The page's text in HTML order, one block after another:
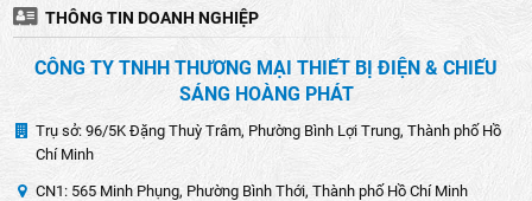
THÔNG TIN DOANH NGHIỆP
CÔNG TY TNHH THƯƠNG MẠI THIẾT BỊ ĐIỆN & CHIẾU
SÁNG HOÀNG PHÁT
Trụ sở: 96/5K Đặng Thuỳ Trâm, Phường Bình Lợi Trung, Thành phố Hồ
Chí Minh
CN1: 565 Minh Phụng, Phường Bình Thới, Thành phố Hồ Chí Minh